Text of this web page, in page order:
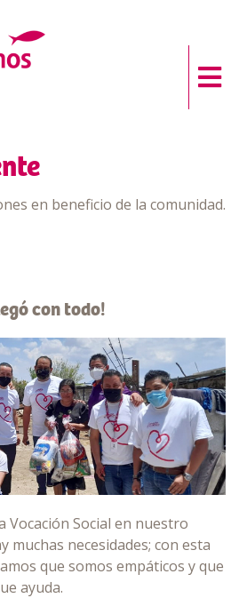
en beneficio de la comunidad.
con todo!
Vocación Social en nuestro
muchas necesidades; con esta
que somos empáticos y que
ayuda.